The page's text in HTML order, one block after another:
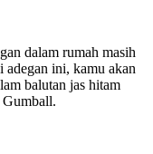
dalam rumah masih
adegan ini, kamu akan
balutan jas hitam